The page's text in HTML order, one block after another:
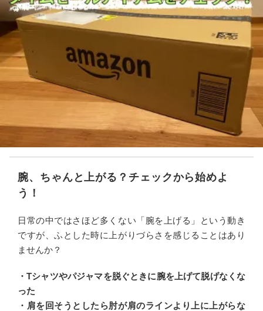
腕、ちゃんと上がる？チェックから始めよ
う！
日常の中ではさほど多くない「腕を上げる」という動き
ですが、ふとした時に上がりづらさを感じることはあり
ませんか？
・Tシャツやパジャマを脱ぐときに腕を上げて脱げなくな
った
・肩を回そうとしたら肘が肩のラインより上に上がらな